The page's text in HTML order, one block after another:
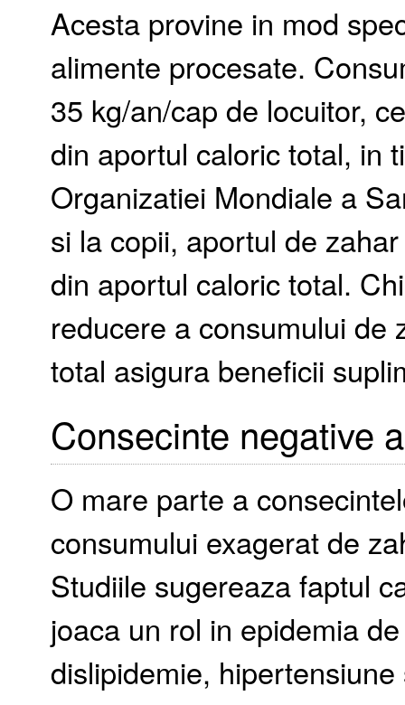
Acesta provine in mod
alimente procesate.
35 kg/an/cap de locuitor,
din aportul caloric total, in
Organizatiei Mondiale a
si la copii, aportul de
din aportul caloric total.
reducere a consumului de
total asigura beneficii
Consecinte negative
O mare parte a
consumului exagerat de
Studiile sugereaza faptul
joaca un rol in epidemia
dislipidemie,